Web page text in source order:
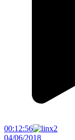
00:12:56
04/06/2018